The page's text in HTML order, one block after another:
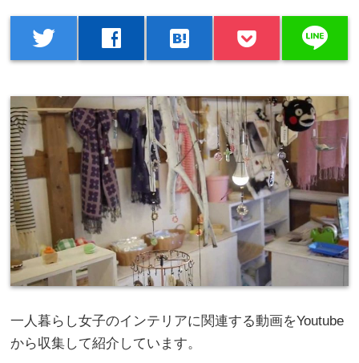
twitter facebook hatenabookmark line
一人暮らし女子のインテリアに関連する動画をYoutube
から収集して紹介しています。